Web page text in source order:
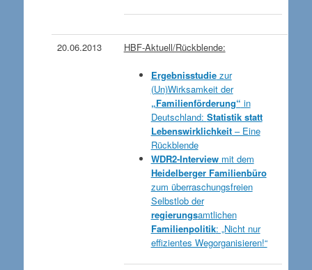
20.06.2013 HBF-Aktuell/Rückblende:
Ergebnisstudiezur
(Un)Wirksamkeit der
„Familienförderung“ in
Deutschland: Statistik statt
Lebenswirklichkeit– Eine
Rückblende
WDR2-Interviewmit dem
Heidelberger Familienbüro
zum überraschungsfreien
Selbstlob der
regierungsamtlichen
Familienpolitik: „Nicht nur
effizientes Wegorganisieren!“